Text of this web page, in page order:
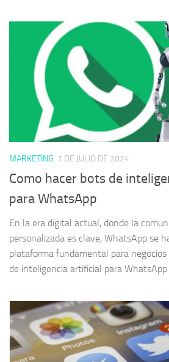
MARKETING 7 DE JULIO DE 2024
Como hacer bots de
para WhatsApp
En la era digital actual, donde la
personalizada es clave, WhatsApp se
plataforma fundamental para negocios
de inteligencia artificial para WhatsApp